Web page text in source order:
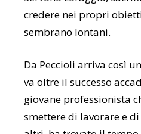
credere nei propri
sembrano lontani.
Da Peccioli arriva così
va oltre il successo
giovane professionista
smettere di lavorare e